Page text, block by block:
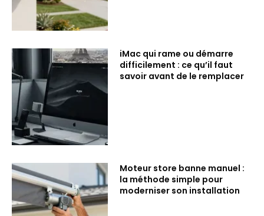
iMac qui rame ou démarre
difficilement : ce qu’il faut
savoir avant de le remplacer
Moteur store banne manuel :
la méthode simple pour
moderniser son installation